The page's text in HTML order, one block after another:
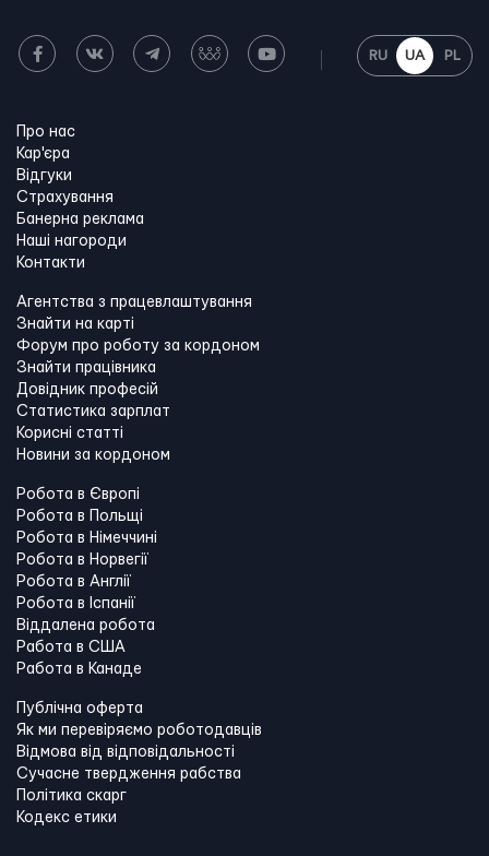
RU UA PL
Про нас
Кар'єра
Відгуки
Страхування
Банерна реклама
Наші нагороди
Контакти
Агентства з працевлаштування
Знайти на карті
Форум про роботу за кордоном
Знайти працівника
Довідник професій
Статистика зарплат
Корисні статті
Новини за кордоном
Робота в Європі
Робота в Польщі
Робота в Німеччині
Робота в Норвегії
Робота в Англії
Робота в Іспанії
Віддалена робота
Работа в США
Работа в Канадe
Публічна оферта
Як ми перевіряємо роботодавців
Відмова від відповідальності
Сучасне твердження рабства
Політика скарг
Кодекс етики